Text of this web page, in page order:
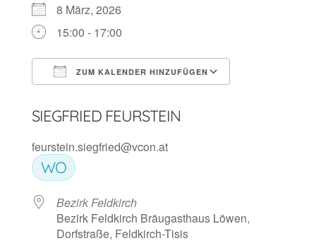
8 März, 2026
15:00 - 17:00
ZUM KALENDER HINZUFÜGEN
SIEGFRIED FEURSTEIN
feurstein.siegfried@vcon.at
WO
Bezirk Feldkirch
Bezirk Feldkirch Bräugasthaus Löwen,
Dorfstraße, Feldkirch-Tisis